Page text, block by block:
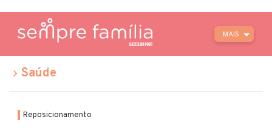
MAIS
Saúde
Reposicionamento